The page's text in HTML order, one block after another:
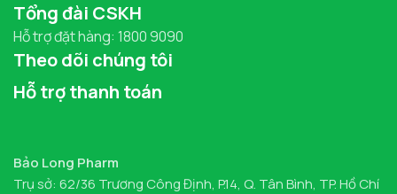
Tổng đài CSKH
Hỗ trợ đặt hàng: 1800 9090
Theo dõi chúng tôi
Hỗ trợ thanh toán
Bảo Long Pharm
Trụ sở: 62/36 Trương Công Định, P.14, Q. Tân Bình, TP. Hồ Chí